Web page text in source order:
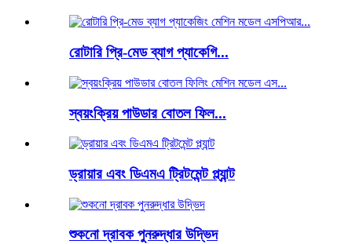
রোটারি প্রি-মেড ব্যাগ প্যাকেগি...
স্বয়ংক্রিয় পাউডার বোতল ফিল...
ড্রায়ার এবং ডিএমএ ট্রিটমেন্ট প্ল্যান্ট
শুকনো দ্রাবক পুনরুদ্ধার উদ্ভিদ